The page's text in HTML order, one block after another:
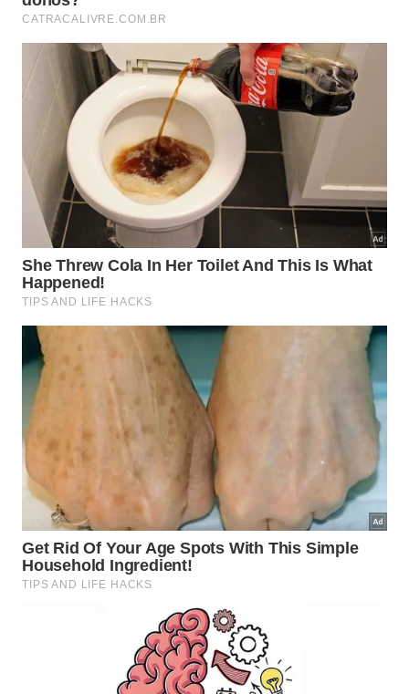
Entre os sons mais comuns, estão:
Canto de chamada, usado para atrair fêmeas à
distância.
Canto de cortejo, mais suave quando a fêmea se
aproxima.
Canto de rivalidade, emitido quando outro macho
chega perto.
Variações de ritmo conforme temperatura,
espécie e situação.
O som característico é produzido quando o macho
esfrega uma asa dianteira contra a outra. -Imagem
gerada por IA
Por que grilos aparecem em casas e
jardins?
Grilos procuram abrigo, alimento e locais
protegidos para se reproduzir. Jardins com folhas
secas, terra, frestas, vasos, grama e pouca